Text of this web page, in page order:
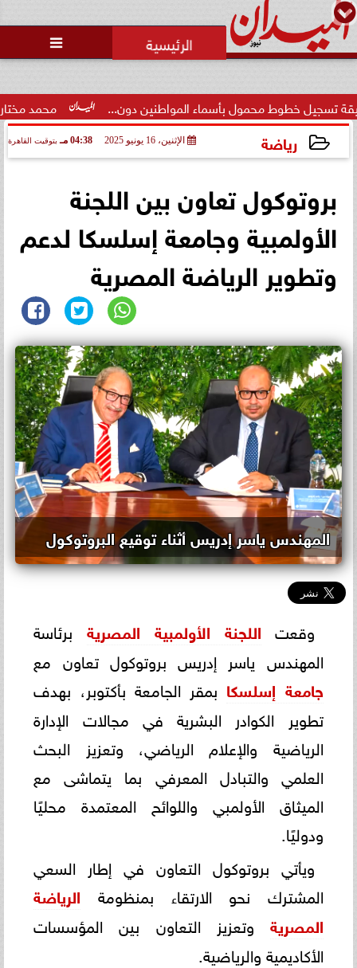

محمد مختار جمعة: بدل محمول بأسماء المواطنين دون...
رياضة الإثنين، 16 يونيو 2025 04:38 مـ بتوقيت القاهرة
بروتوكول تعاون بين اللجنة
الأولمبية وجامعة إسلسكا لدعم
وتطوير الرياضة المصرية
المهندس ياسر إدريس أثناء توقيع البروتوكول
وقعت اللجنة الأولمبية المصريةبرئاسة
المهندس ياسر إدريس بروتوكول تعاون مع
جامعة إسلسكا بمقر الجامعة بأكتوبر، بهدف
تطوير الكوادر البشرية في مجالات الإدارة
الرياضية والإعلام الرياضي، وتعزيز البحث
العلمي والتبادل المعرفي بما يتماشى مع
الميثاق الأولمبي واللوائح المعتمدة محليًا
ودوليًا.
ويأتي بروتوكول التعاون في إطار السعي
المشترك نحو الارتقاء بمنظومة الرياضة
المصرية وتعزيز التعاون بين المؤسسات
الأكاديمية والرياضية.